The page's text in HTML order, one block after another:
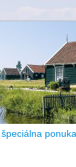
špeciálna ponuka